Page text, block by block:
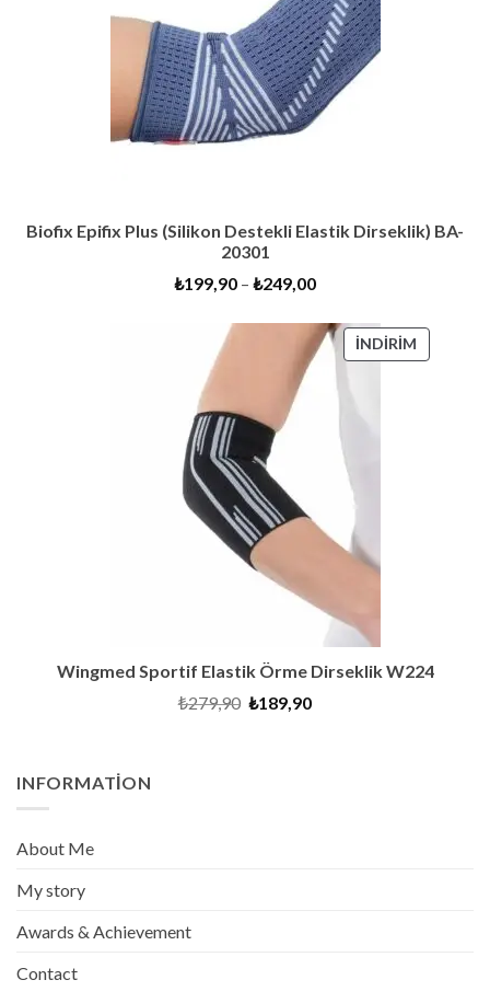
Biofix Epifix Plus (Silikon Destekli Elastik Dirseklik) BA-
20301
₺199,90 – ₺249,00
İNDIRIM
ÜRÜN
Wingmed Sportif Elastik Örme Dirseklik W224
₺279,90 Orijinal
₺189,90Şu
INFORMATION
About Me
My story
Awards & Achievement
Contact